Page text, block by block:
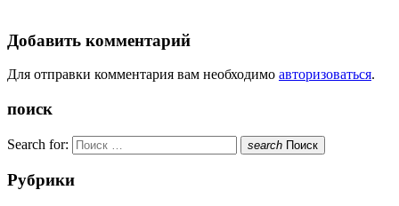
Добавить комментарий
Для отправки комментария вам необходимо авторизоваться.
поиск
Search for: search Поиск
Рубрики